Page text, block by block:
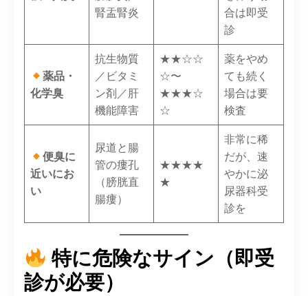
腎盂腎炎
合は即受
診
薬品・
化学臭
抗生物質
／ビタミ
ン剤／肝
機能障害
★★☆☆
☆〜
★★★☆
☆
薬をやめ
ても続く
場合は要
検査
便臭に
近いにお
い
尿道と腸
管の瘻孔
（膀胱直
腸瘻）
★★★★
★
非常に稀
だが、速
やかに泌
尿器科受
診を
特に危険なサイン（即受
診が必要）